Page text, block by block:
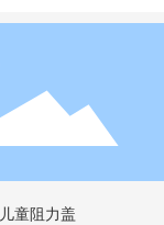
儿童阻力盖